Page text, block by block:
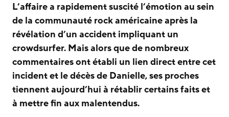
L’affaire a rapidement suscité l’émotion au sein
de la communauté rock américaine après la
révélation d’un accident impliquant un
crowdsurfer. Mais alors que de nombreux
commentaires ont établi un lien direct entre cet
incident et le décès de Danielle, ses proches
tiennent aujourd’hui à rétablir certains faits et
à mettre fin aux malentendus.